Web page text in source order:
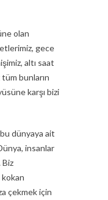
olan
gece
altı saat
tüm bunların
karşı bizi
dünyaya ait
insanlar
kokan
çekmek için